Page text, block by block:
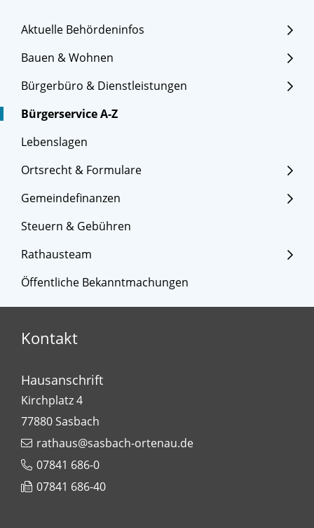
Aktuelle Behördeninfos
Bauen & Wohnen
Bürgerbüro & Dienstleistungen
Bürgerservice A-Z
Lebenslagen
Ortsrecht & Formulare
Gemeindefinanzen
Steuern & Gebühren
Rathausteam
Öffentliche Bekanntmachungen
Kontakt
Hausanschrift
Kirchplatz 4
77880Sasbach
rathaus@sasbach-ortenau.de
07841 686-0
07841 686-40